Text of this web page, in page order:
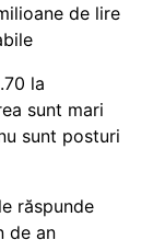
de lire
la
sunt mari
sunt posturi
răspunde
de an